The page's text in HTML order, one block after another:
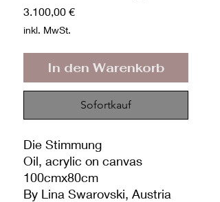
3.100,00 €Preis
inkl. MwSt.
In den Warenkorb
Sofortkauf
Die Stimmung
Oil, acrylic on canvas
100cmx80cm
By Lina Swarovski, Austria